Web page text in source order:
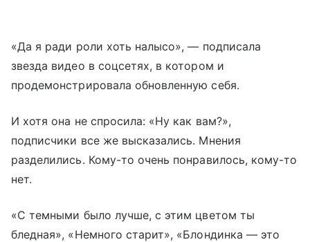
«Да я ради роли хоть налысо», — подписала
звезда видео в соцсетях, в котором и
продемонстрировала обновленную себя.
И хотя она не спросила: «Ну как вам?»,
подписчики все же высказались. Мнения
разделились. Кому-то очень понравилось, кому-то
нет.
«С темными было лучше, с этим цветом ты
бледная», «Немного старит», «Блондинка — это